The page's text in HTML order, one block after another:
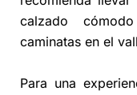
calzado
caminatas en el
Para una